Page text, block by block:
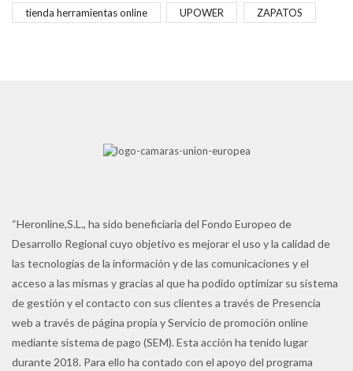
tienda herramientas online UPOWER ZAPATOS
“Heronline,S.L., ha sido beneficiaria del Fondo Europeo de
Desarrollo Regional cuyo objetivo es mejorar el uso y la calidad de
las tecnologías de la información y de las comunicaciones y el
acceso a las mismas y gracias al que ha podido optimizar su sistema
de gestión y el contacto con sus clientes a través de Presencia
web a través de página propia y Servicio de promoción online
mediante sistema de pago (SEM). Esta acción ha tenido lugar
durante 2018. Para ello ha contado con el apoyo del programa